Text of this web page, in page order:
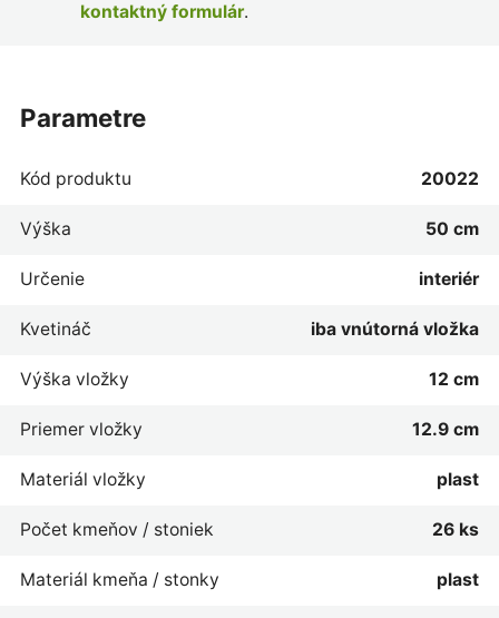
kontaktný formulár.
parametre
Kód produktu 20022
Výška 50 cm
Určenie interiér
Kvetináč iba vnútorná vložka
Výška vložky 12 cm
Priemer vložky 12.9 cm
Materiál vložky plast
Počet kmeňov / stoniek 26 ks
Materiál kmeňa / stonky plast